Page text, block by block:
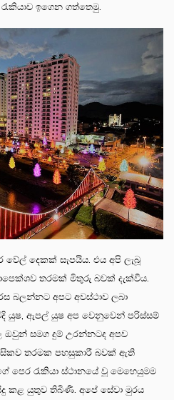
ඉගෙන ගත්තෙමු.
දෙකක් සැපයිය. එය අපි ලැබූ
තරමක් මිතුරු බවක් දැක්වීය.
බලන්නට අපට අවස්ථාව ලබා
යුෂ, ඇපල් යුෂ අප වෙනුවෙන් පරිස්සම්
ඔවුන් සමග දුම් උරන්නටද අපව
තරමක පහසුකාරී බවක් ඇති
පෙර රැකියා ස්ථානයේ වූ මෙහෙයුමම
කළ යුතුව තිබිණි. අපේ සේවා මුරය